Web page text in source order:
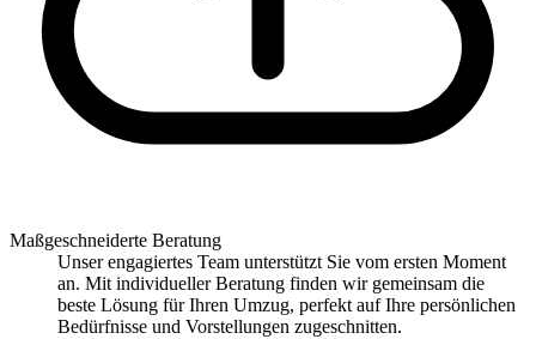
Maßgeschneiderte Beratung
Unser engagiertes Team unterstützt Sie vom ersten Moment
an. Mit individueller Beratung finden wir gemeinsam die
beste Lösung für Ihren Umzug, perfekt auf Ihre persönlichen
Bedürfnisse und Vorstellungen zugeschnitten.